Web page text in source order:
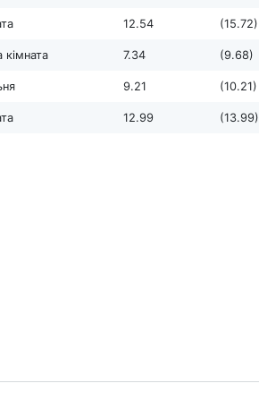
12.54 (15.72)
кімната 7.34 (9.68)
9.21 (10.21)
12.99 (13.99)